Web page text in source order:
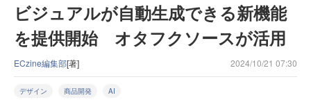
ビジュアルが自動生成できる新機能
を提供開始 オタフクソースが活用
ECzine編集部[著] 2024/10/21 07:30
デザイン 商品開発 AI